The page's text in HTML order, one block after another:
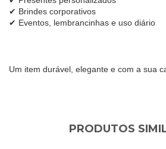
✔ Brindes corporativos
✔ Eventos, lembrancinhas e uso diário
Um item durável, elegante e com a sua
PRODUTOS